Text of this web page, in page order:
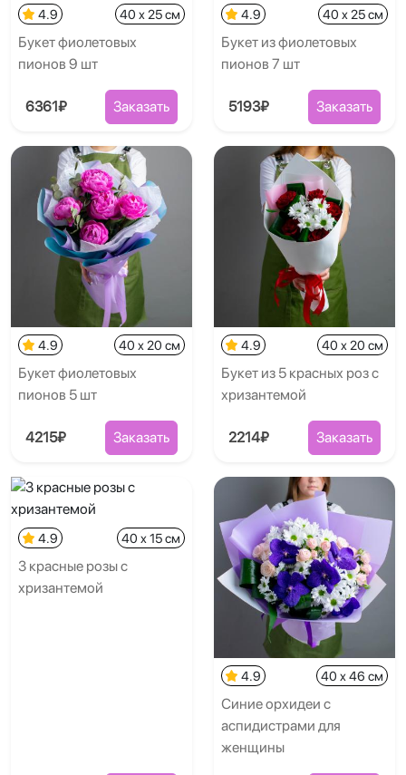
4.9 40 x 25 см
Букет фиолетовых
пионов 9 шт
6361₽ Заказать
4.9 40 x 25 см
Букет из фиолетовых
пионов 7 шт
5193₽ Заказать
4.9 40 x 20 см
Букет фиолетовых
пионов 5 шт
4215₽ Заказать
4.9 40 x 20 см
Букет из 5 красных роз с
хризантемой
2214₽ Заказать
4.9 40 x 15 см
3 красные розы с
хризантемой
4.9 40 x 46 см
Синие орхидеи с
аспидистрами для
женщины